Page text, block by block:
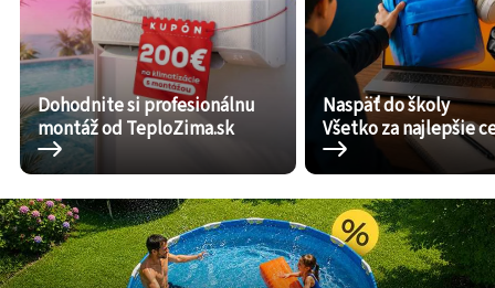
Dohodnite si profesionálnu
montáž od TeploZima.sk
Naspäť do školy
Všetko za najlepšie